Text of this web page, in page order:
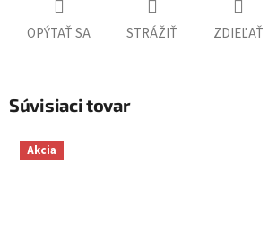
OPÝTAŤ SA STRÁŽIŤ ZDIEĽAŤ
Súvisiaci tovar
Akcia